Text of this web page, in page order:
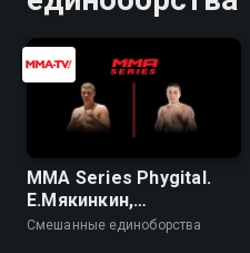
MMA Series Phygital.
Е.Мякинкин,
М.Викторов
Смешанные единоборства